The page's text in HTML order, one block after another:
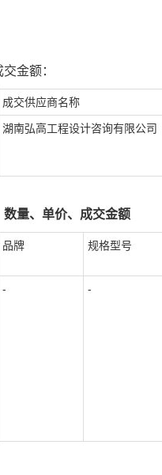
金额：
成交供应商名称
湖南弘高工程设计咨询有限公司
量、单价、成交金额
品牌 规格型号
- -